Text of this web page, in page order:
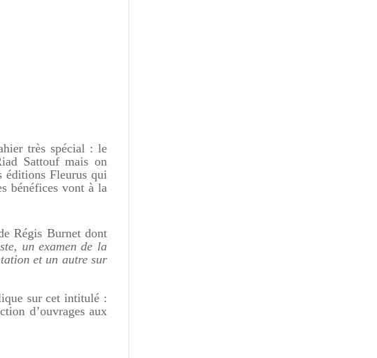
très spécial : le
Sattouf mais on
éditions Fleurus qui
bénéfices vont à la
Régis Burnet dont
un examen de la
et un autre sur
sur cet intitulé :
d’ouvrages aux